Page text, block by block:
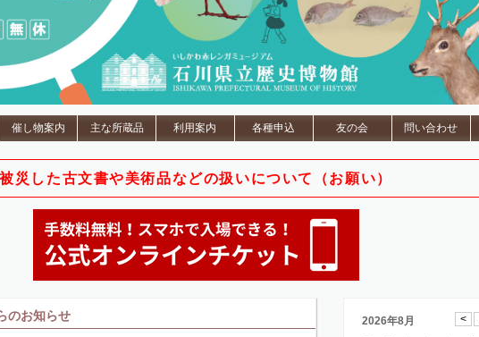
催し物案内 主な所蔵品 利用案内 各種申込 友の会 問い合わせ
被災した古文書や美術品などの扱いについて（お願い）
のお知らせ 2026年8月